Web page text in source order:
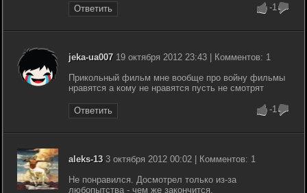
Ответить -1
jeka-ua00719 октября 2012 23:43 | Комментов: 1
Прикольный фильм мне вообще про войну фильмы
нравятся а кому не нравятся пусть не смотрят
Ответить -1
aleks-133 октября 2012 00:02 | Комментов: 1
Не понравился. Досмотрел только из-за
любопытства - чем же закончится.